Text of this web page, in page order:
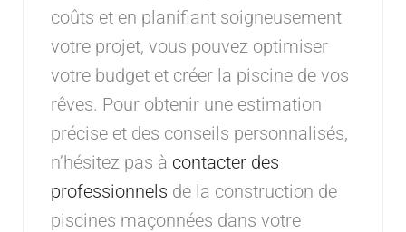
coûts et en planifiant soigneusement
votre projet, vous pouvez optimiser
votre budget et créer la piscine de vos
rêves. Pour obtenir une estimation
précise et des conseils personnalisés,
n’hésitez pas à contacter des
professionnels de la construction de
piscines maçonnées dans votre